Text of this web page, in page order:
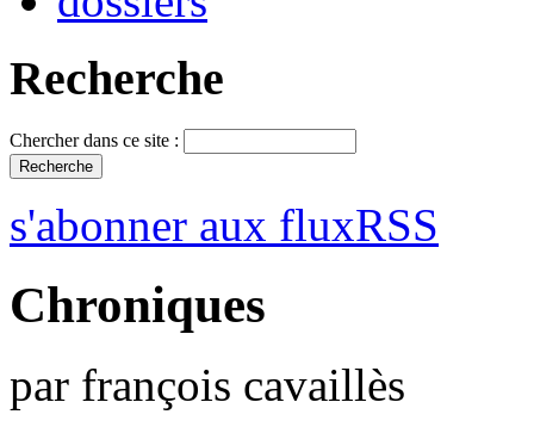
Recherche
Chercher dans ce site :
s'abonner aux fluxRSS
Chroniques
par françois cavaillès